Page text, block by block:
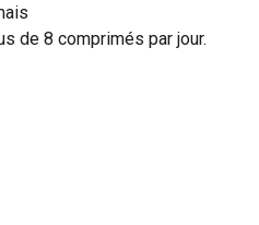
de 8 comprimés par jour.